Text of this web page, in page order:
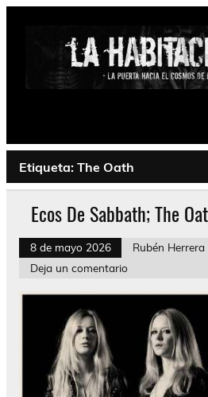
Saltar
Psychedelic, Stoner, Doom,
Etiqueta: The Oath
Ecos De Sabbath; The
8 de mayo 2026
Rubén Herrera
Deja un comentario